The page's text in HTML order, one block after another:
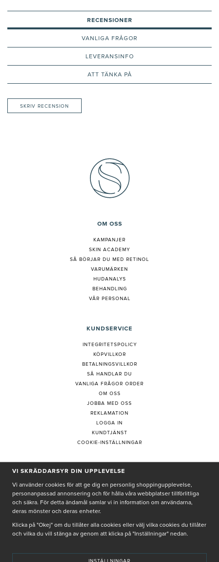
RECENSIONER
VANLIGA FRÅGOR
LEVERANSINFO
ATT TÄNKA PÅ
SKRIV RECENSION
OM OSS
KAMPANJER
SKIN ACADEMY
SÅ BÖRJAR DU MED RETINOL
VARUMÄRKEN
HUDANALYS
BEHANDLING
VÅR PERSONAL
KUNDSERVICE
INTEGRITETSPOLICY
KÖPVILLKOR
BETALNINGSVILLKOR
SÅ HANDLAR DU
VANLIGA FRÅGOR ORDER
OM OSS
JOBBA MED OSS
REKLAMATION
LOGGA IN
KUNDTJÄNST
COOKIE-INSTÄLLNINGAR
PRENUMERERA PÅ NYHETSBREV
Genom att ge min e-post, accepterar jag Seth och Sally integritetspolicy
De uppgifter du matar in kommer endast användas till våra nyhetsbrev.
VI SKRÄDDARSYR DIN UPPLEVELSE
Vi använder cookies för att ge dig en personlig shoppingupplevelse,
personanpassad annonsering och för hålla våra webbplatser tillförlitliga
och säkra. För detta ändamål samlar vi in information om användarna,
deras mönster och deras enheter.
Klicka på "Okej" om du tillåter alla cookies eller välj vilka cookies du tillåter
och vilka du vill stänga av genom att klicka på "Inställningar" nedan.